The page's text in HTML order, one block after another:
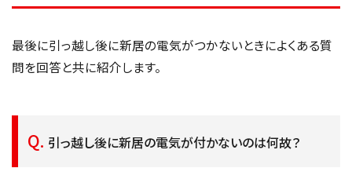
最後に引っ越し後に新居の電気がつかないときによくある質
問を回答と共に紹介します。
引っ越し後に新居の電気が付かないのは何故？